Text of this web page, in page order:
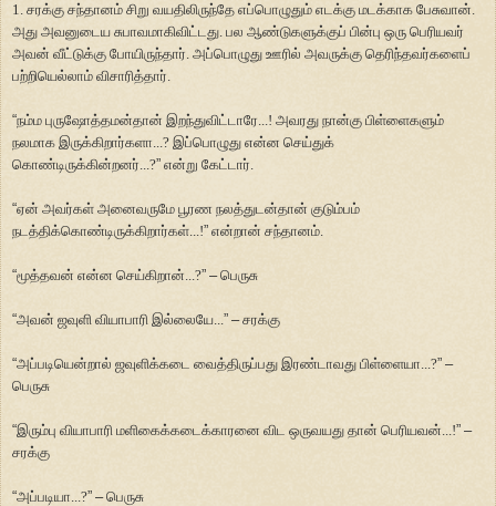
1. சரக்கு சந்தானம் சிறு வயதிலிருந்தே எப்பொழுதும் எடக்கு மடக்காக பேசுவான்.
அது அவனுடைய சுபாவமாகிவிட்டது. பல ஆண்டுகளுக்குப் பின்பு ஒரு பெரியவர்
அவன் வீட்டுக்கு போயிருந்தார். அப்பொழுது ஊரில் அவருக்கு தெரிந்தவர்களைப்
பற்றியெல்லாம் விசாரித்தார்.
“நம்ம புருஷோத்தமன்தான் இறந்துவிட்டாரே...! அவரது நான்கு பிள்ளைகளும்
நலமாக இருக்கிறார்களா...? இப்பொழுது என்ன செய்துக்
கொண்டிருக்கின்றனர்...?” என்று கேட்டார்.
“ஏன் அவர்கள் அனைவருமே பூரண நலத்துடன்தான் குடும்பம்
நடத்திக்கொண்டிருக்கிறார்கள்...!” என்றான் சந்தானம்.
“மூத்தவன் என்ன செய்கிறான்...?” –பெருசு
“அவன் ஜவுளி வியாபாரி இல்லையே... ” –சரக்கு
“அப்படியென்றால் ஜவுளிக்கடை வைத்திருப்பது இரண்டாவது பிள்ளையா...?” –
பெருசு
“இரும்பு வியாபாரி மளிகைக்கடைக்காரனை விட ஒருவயது தான் பெரியவன்...!” –
சரக்கு
“அப்படியா...?” –பெருசு